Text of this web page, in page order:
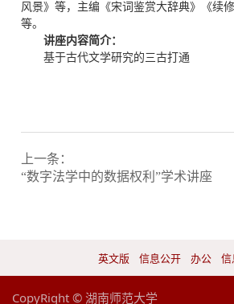
风景》等，主编《宋词鉴赏大辞典》《续
等。
讲座内容简介：
基于古代文学研究的三古打通
上一条：
“数字法学中的数据权利”学术讲座
英文版 信息公开 办公 信
CopyRight © 湖南师范大学